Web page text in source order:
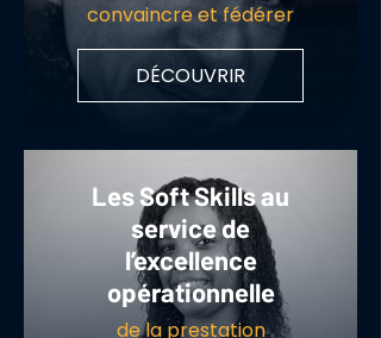
convaincre et fédérer
DÉCOUVRIR
Les Soft Skills au
service de
l’excellence
opérationnelle
de la prestation